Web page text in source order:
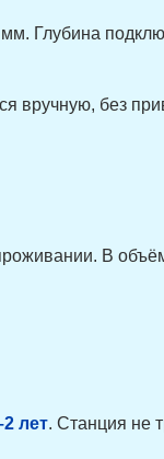
Глубина
вручную, без
В
лет. Станция не